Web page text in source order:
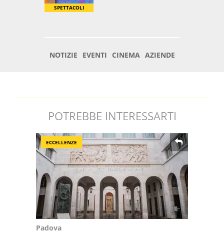
POTREBBE INTERESSARTI
ECCELLENZE
Padova